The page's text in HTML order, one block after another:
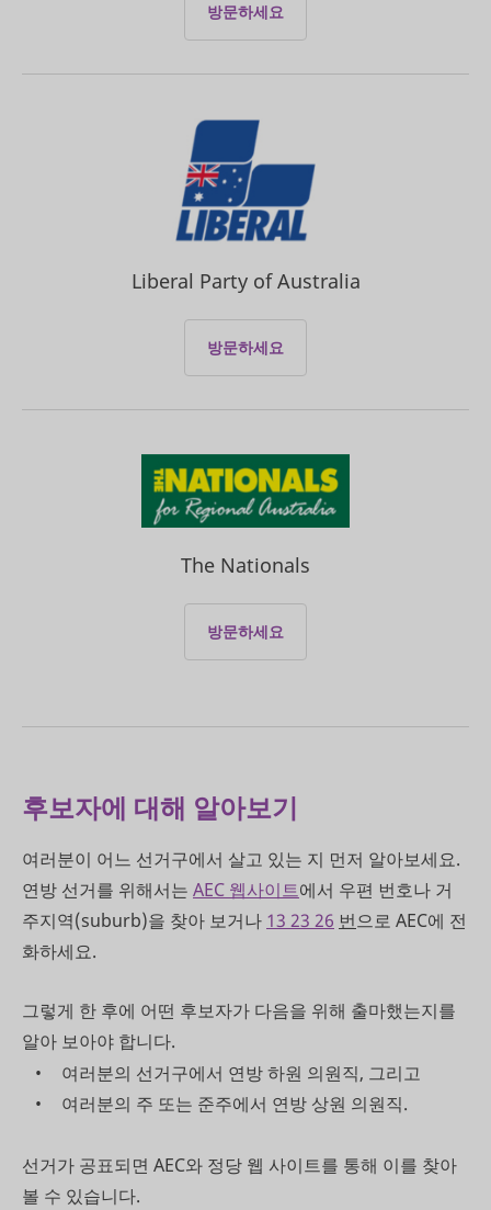
방문하세요
Liberal Party of Australia
방문하세요
The Nationals
방문하세요
후보자에 대해 알아보기
여러분이 어느 선거구에서 살고 있는 지 먼저 알아보세요.
연방 선거를 위해서는 AEC 웹사이트에서 우편 번호나 거
주지역(suburb)을 찾아 보거나 13 23 26 번으로 AEC에 전
화하세요.
그렇게 한 후에 어떤 후보자가 다음을 위해 출마했는지를
알아 보아야 합니다.
여러분의 선거구에서 연방 하원 의원직, 그리고
여러분의 주 또는 준주에서 연방 상원 의원직.
선거가 공표되면 AEC와 정당 웹 사이트를 통해 이를 찾아
볼 수 있습니다.